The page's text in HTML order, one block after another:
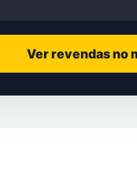
Ver revendas no